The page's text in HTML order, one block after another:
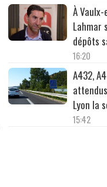
À
Lahmar
dépôts
16:20
A432,
Lyon la
15:42